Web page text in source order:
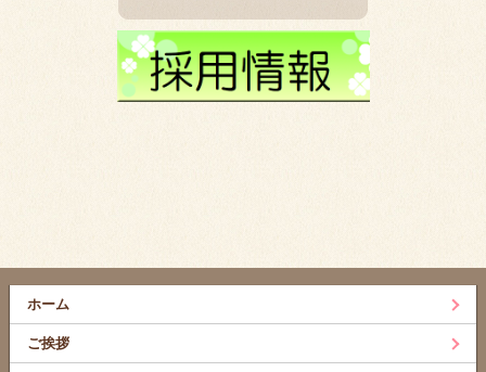
ホーム
ご挨拶